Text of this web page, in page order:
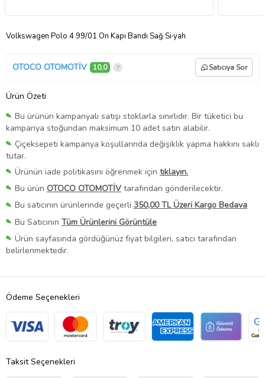
Volkswagen Polo 4 99/01 Ön Kapı Bandı Sağ Si·yah
OTOCO OTOMOTİV 10,0 Satıcıya Sor
Ürün Özeti
Bu ürünün kampanyalı satışı stoklarla sınırlıdır. Bir tüketici bu
kampanya stoğundan maksimum 10 adet satın alabilir.
Çiçeksepeti kampanya koşullarında değişiklik yapma hakkını saklı
tutar.
Ürünün iade politikasını öğrenmek için tıklayın.
Bu ürün OTOCO OTOMOTİV tarafından gönderilecektir.
Bu satıcının ürünlerinde geçerli 350,00 TL Üzeri Kargo Bedava
Bu Satıcının Tüm Ürünlerini Görüntüle
Ürün sayfasında gördüğünüz fiyat bilgileri, satıcı tarafından
belirlenmektedir.
Ödeme Seçenekleri
Taksit Seçenekleri